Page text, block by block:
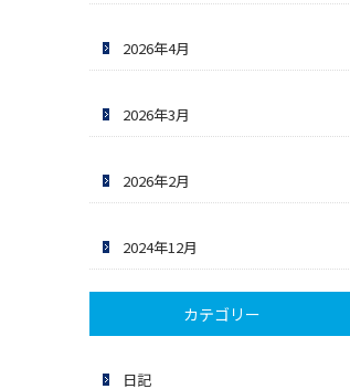
2026年4月
2026年3月
2026年2月
2024年12月
カテゴリー
日記